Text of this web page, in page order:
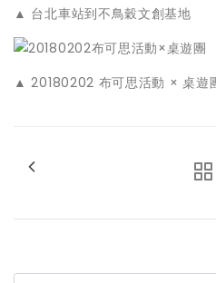
▲ 台北車站到不鳥穀文創基地
▲ 20180202 布可思活動 × 桌遊